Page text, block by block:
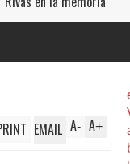
A+
A-
EMAIL